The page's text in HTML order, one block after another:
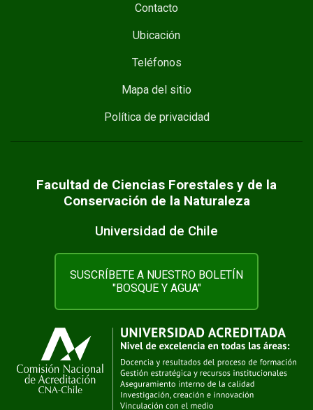
Contacto
Ubicación
Teléfonos
Mapa del sitio
Política de privacidad
Facultad de Ciencias Forestales y de la
Conservación de la Naturaleza
Universidad de Chile
SUSCRÍBETE A NUESTRO BOLETÍN
"BOSQUE Y AGUA"